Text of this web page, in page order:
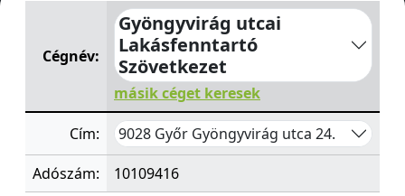
Gyöngyvirág utcai Lakásfenntartó Szövetkezet
Cégnév:
Gyöngyvirág utcai
Lakásfenntartó
Szövetkezet
másik céget keresek
Cím: 9028 Győr Gyöngyvirág utca 24.
Adószám: 10109416